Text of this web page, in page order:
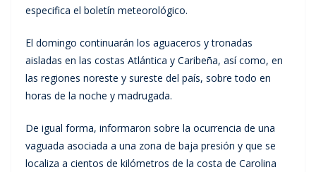
especifica el boletín meteorológico.
El domingo continuarán los aguaceros y tronadas
aisladas en las costas Atlántica y Caribeña, así como, en
las regiones noreste y sureste del país, sobre todo en
horas de la noche y madrugada.
De igual forma, informaron sobre la ocurrencia de una
vaguada asociada a una zona de baja presión y que se
localiza a cientos de kilómetros de la costa de Carolina